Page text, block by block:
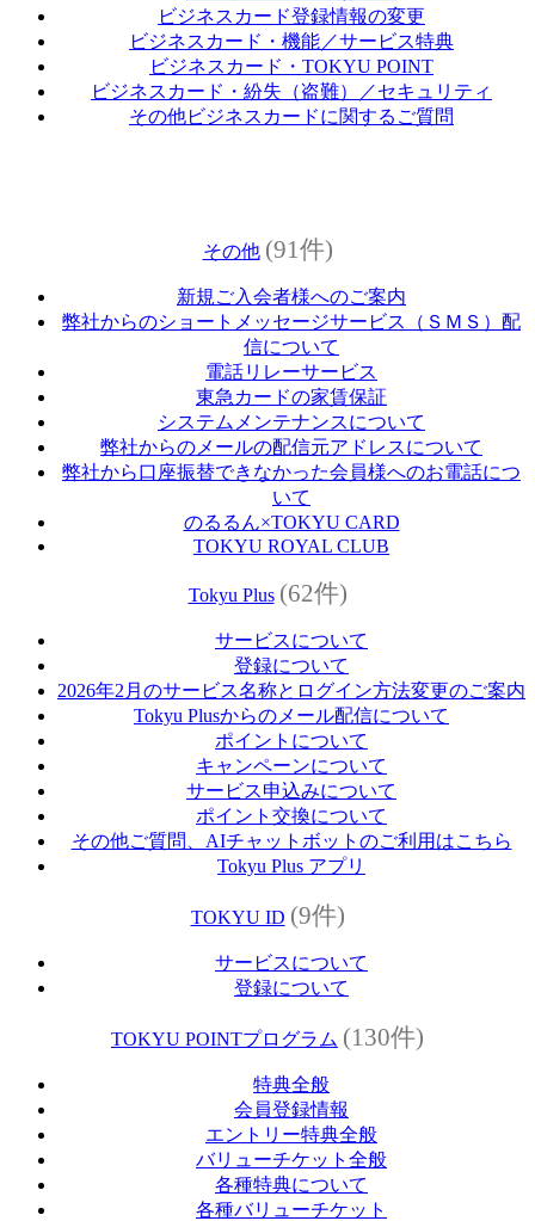
ビジネスカード登録情報の変更
ビジネスカード・機能／サービス特典
ビジネスカード・TOKYU POINT
ビジネスカード・紛失（盗難）／セキュリティ
その他ビジネスカードに関するご質問
その他 (91件)
新規ご入会者様へのご案内
弊社からのショートメッセージサービス（ＳＭＳ）配
信について
電話リレーサービス
東急カードの家賃保証
システムメンテナンスについて
弊社からのメールの配信元アドレスについて
弊社から口座振替できなかった会員様へのお電話につ
いて
のるるん×TOKYU CARD
TOKYU ROYAL CLUB
Tokyu Plus (62件)
サービスについて
登録について
2026年2月のサービス名称とログイン方法変更のご案内
Tokyu Plusからのメール配信について
ポイントについて
キャンペーンについて
サービス申込みについて
ポイント交換について
その他ご質問、AIチャットボットのご利用はこちら
Tokyu Plus アプリ
TOKYU ID (9件)
サービスについて
登録について
TOKYU POINTプログラム (130件)
特典全般
会員登録情報
エントリー特典全般
バリューチケット全般
各種特典について
各種バリューチケット